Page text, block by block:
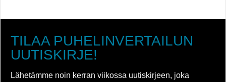
TILAA PUHELINVERTAILUN
UUTISKIRJE!
Lähetämme noin kerran viikossa uutiskirjeen, joka